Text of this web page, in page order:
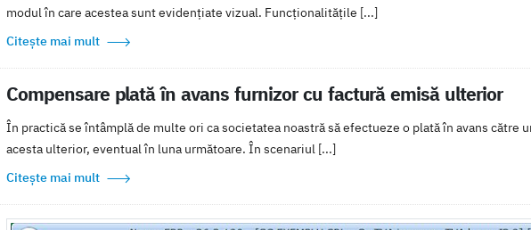
modul în care acestea sunt evidențiate vizual. Funcționalitățile [...]
Citește mai mult
Compensare plată în avans furnizor cu factură emisă ulterior
În practică se întâmplă de multe ori ca societatea noastră să efectueze o plată în avans către
acesta ulterior, eventual în luna următoare. În scenariul [...]
Citește mai mult